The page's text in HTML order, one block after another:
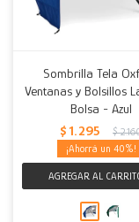
Sombrilla Tela
Ventanas y Bolsillos
Bolsa - Azul
$ 1.295 $
40